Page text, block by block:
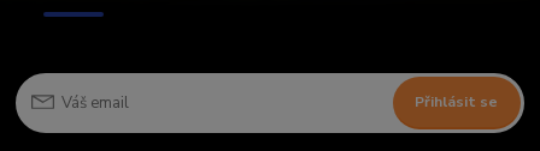
Přihlásit se